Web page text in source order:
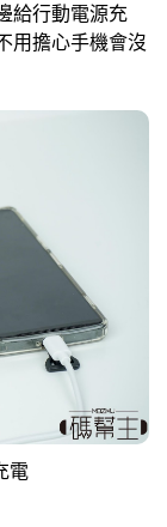
給行動電源充
用擔心手機會沒
電